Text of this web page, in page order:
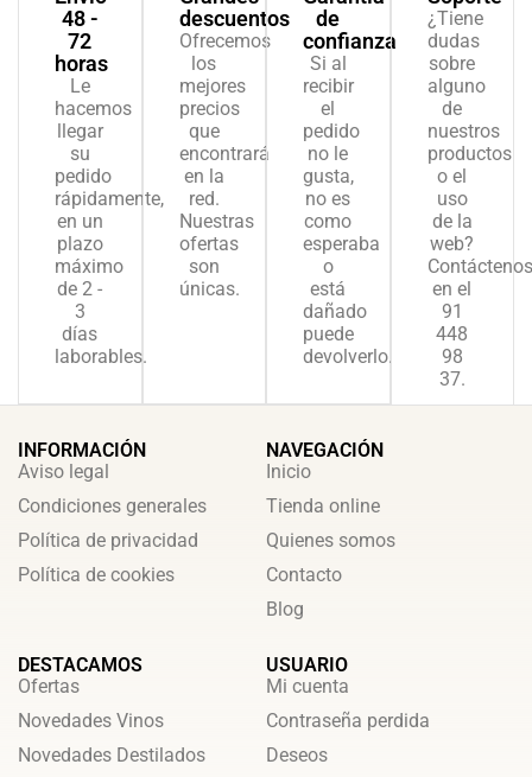
48 -
72
horas
Le
hacemos
llegar
su
pedido
rápidamente,
en un
plazo
máximo
de 2 -
3
días
laborables.
descuentos
Ofrecemos
los
mejores
precios
que
encontrará
en la
red.
Nuestras
ofertas
son
únicas.
de
confianza
Si al
recibir
el
pedido
no le
gusta,
no es
como
esperaba
o
está
dañado
puede
devolverlo.
¿Tiene
dudas
sobre
alguno
de
nuestros
productos
o el
uso
de la
web?
Contáctenos
en el
91
448
98
37.
INFORMACIÓN
Aviso legal
Condiciones generales
Política de privacidad
Política de cookies
NAVEGACIÓN
Inicio
Tienda online
Quienes somos
Contacto
Blog
DESTACAMOS
Ofertas
Novedades Vinos
Novedades Destilados
USUARIO
Mi cuenta
Contraseña perdida
Deseos